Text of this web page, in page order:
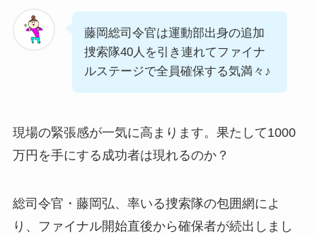
藤岡総司令官は運動部出身の追加
捜索隊40人を引き連れてファイナ
ルステージで全員確保する気満々♪
現場の緊張感が一気に高まります。果たして1000
万円を手にする成功者は現れるのか？
総司令官・藤岡弘、率いる捜索隊の包囲網によ
り、ファイナル開始直後から確保者が続出しまし